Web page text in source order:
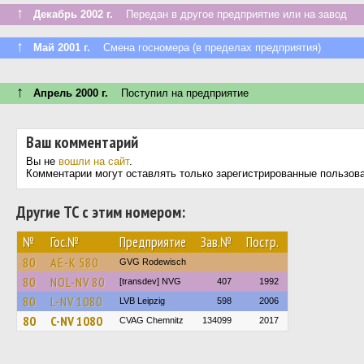
↑ Декабрь 2002 г. Передан в другое предприятие или на завод
↑ Май 2001 г. Смена госномера (в пределах предприятия)
↑ Апрель 2000 г. Поступил на предприятие
Ваш комментарий
Вы не вошли на сайт.
Комментарии могут оставлять только зарегистрированные
Другие ТС с этим номером:
№ Гос.№ Предприятие Зав.№ Постр.
80 AE-K 580 GVG Rodewisch
80 NOL-NV 80 [transdev] NVG 407 1992
80 L-NV 1080 LVB Leipzig 598 2006
80 C-NV 1080 CVAG Chemnitz 134099 2017